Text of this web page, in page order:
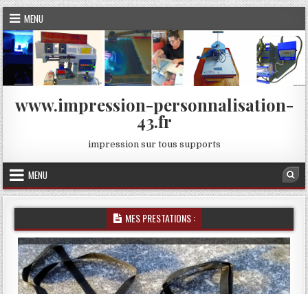
Skip
to
content
MENU
www.impression-personnalisation-
43.fr
impression sur tous supports
MENU
MES PRESTATIONS :